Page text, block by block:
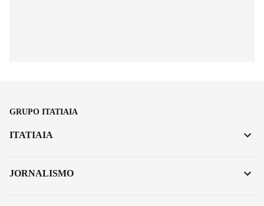
GRUPO ITATIAIA
ITATIAIA
JORNALISMO